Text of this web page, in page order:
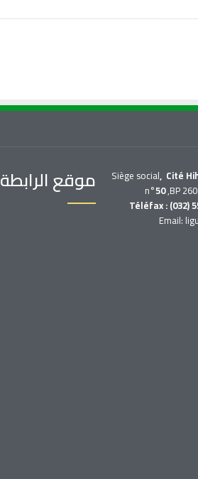
Siège social, Cité
n°50,BP 260
Téléfax : (032)
Email:
موقع الرابطة